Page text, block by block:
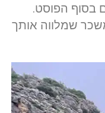
בסוף הפוסט.
שמלווה אותך